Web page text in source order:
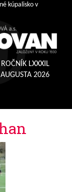
kúpalisko v
ROČNÍK LXXXIL
2026